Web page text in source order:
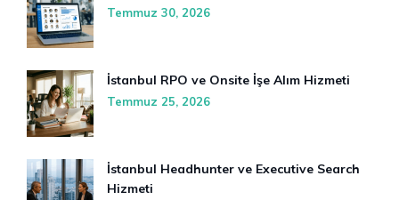
Temmuz 30, 2026
İstanbul RPO ve Onsite İşe Alım Hizmeti
Temmuz 25, 2026
İstanbul Headhunter ve Executive Search
Hizmeti